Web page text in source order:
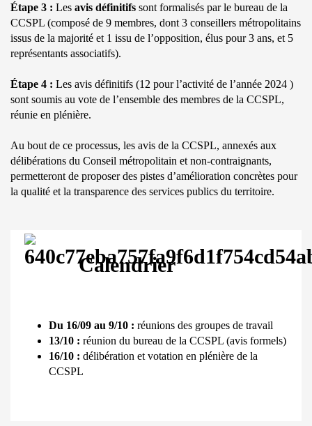
Étape 3 : Les avis définitifs sont formalisés par le bureau de la
CCSPL (composé de 9 membres, dont 3 conseillers métropolitains
issus de la majorité et 1 issu de l’opposition, élus pour 3 ans, et 5
représentants associatifs).
Étape 4 : Les avis définitifs (12 pour l’activité de l’année 2024 )
sont soumis au vote de l’ensemble des membres de la CCSPL,
réunie en plénière.
Au bout de ce processus, les avis de la CCSPL, annexés aux
délibérations du Conseil métropolitain et non-contraignants,
permetteront de proposer des pistes d’amélioration concrètes pour
la qualité et la transparence des services publics du territoire.
Calendrier
Du 16/09 au 9/10 : réunions des groupes de travail
13/10 : réunion du bureau de la CCSPL (avis formels)
16/10 : délibération et votation en plénière de la
CCSPL